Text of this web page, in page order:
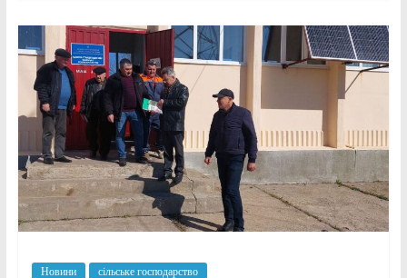
Новини сільське господарство